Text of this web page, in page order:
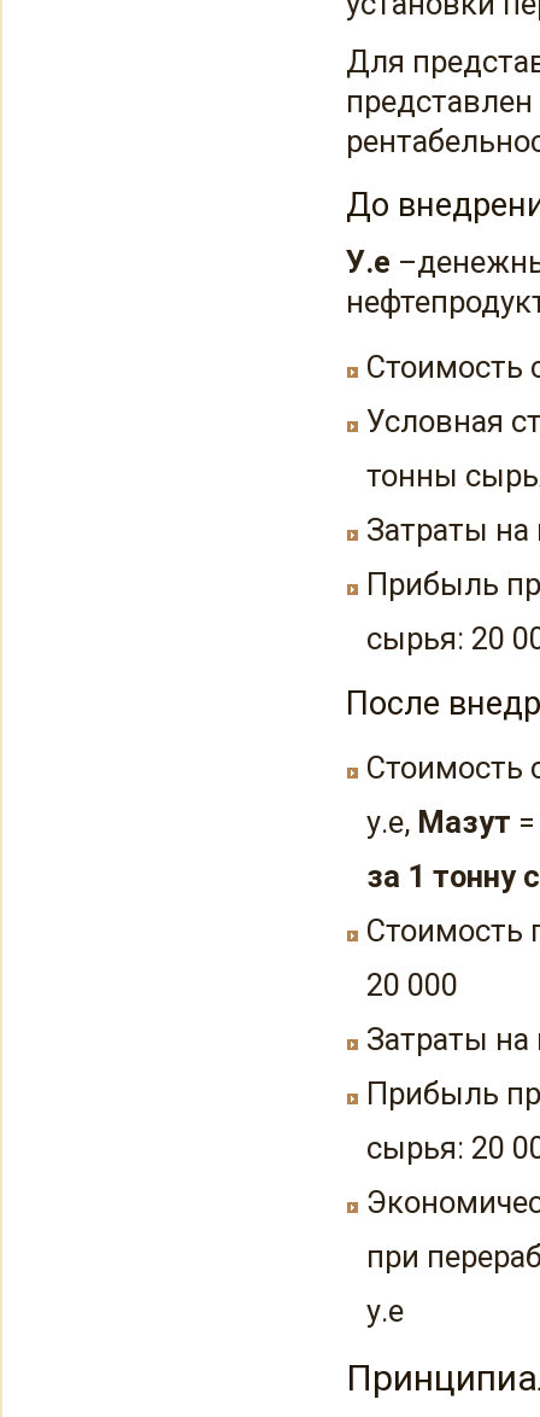
Для
До
У.е
Стоимость
Условная
тонны
Затраты на
Прибыль
сырья: 20
После
Стоимость
у.е, Мазут
за 1 тонну
Стоимость
20 000
Затраты на
Прибыль
сырья: 20
при
у.е